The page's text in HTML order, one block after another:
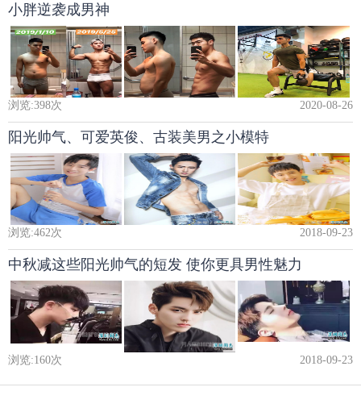
小胖逆袭成男神
浏览:398次 2020-08-26
阳光帅气、可爱英俊、古装美男之小模特
浏览:462次 2018-09-23
中秋减这些阳光帅气的短发 使你更具男性魅力
浏览:160次 2018-09-23